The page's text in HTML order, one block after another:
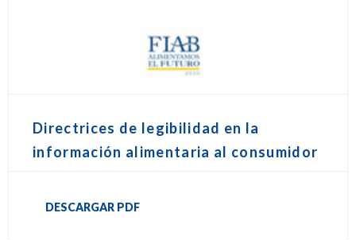
Directrices de legibilidad en la
información alimentaria al consumidor
DESCARGAR PDF